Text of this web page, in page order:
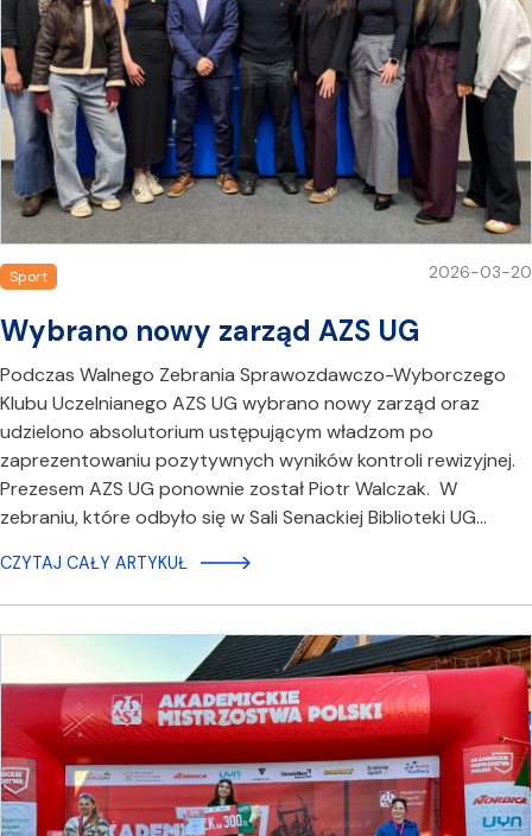
Sport 2026-03-20
Wybrano nowy zarząd AZS UG
Podczas Walnego Zebrania Sprawozdawczo-Wyborczego
Klubu Uczelnianego AZS UG wybrano nowy zarząd oraz
udzielono absolutorium ustępującym władzom po
zaprezentowaniu pozytywnych wyników kontroli rewizyjnej.
Prezesem AZS UG ponownie został Piotr Walczak. W
zebraniu, które odbyło się w Sali Senackiej Biblioteki UG…
CZYTAJ CAŁY ARTYKUŁ